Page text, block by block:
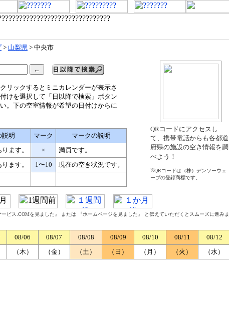
> 山梨県 > 中央市
リックするとミニカレンダーが表示さ
けを選択して「日以降で検索」ボタン
。下の空室情報が希望の日付けからに
説明 マーク
マークの説明
ます。 ×
満員です。
ます。 1〜10
現在の空き状況です。
QRコードにアクセスし
て、携帯電話からも各都道
府県の施設の空き情報を調
べよう！
※QRコードは（株）デンソーウェ
ーブの登録商標です。
ビス.COMを見ました』 または 『ホームページを見ました』 と伝えていただくとスムーズに進みま
08/06 08/07 08/08 08/09 08/10 08/11
08/12
（木）
（金） （土） （日） （月） （火） （水）